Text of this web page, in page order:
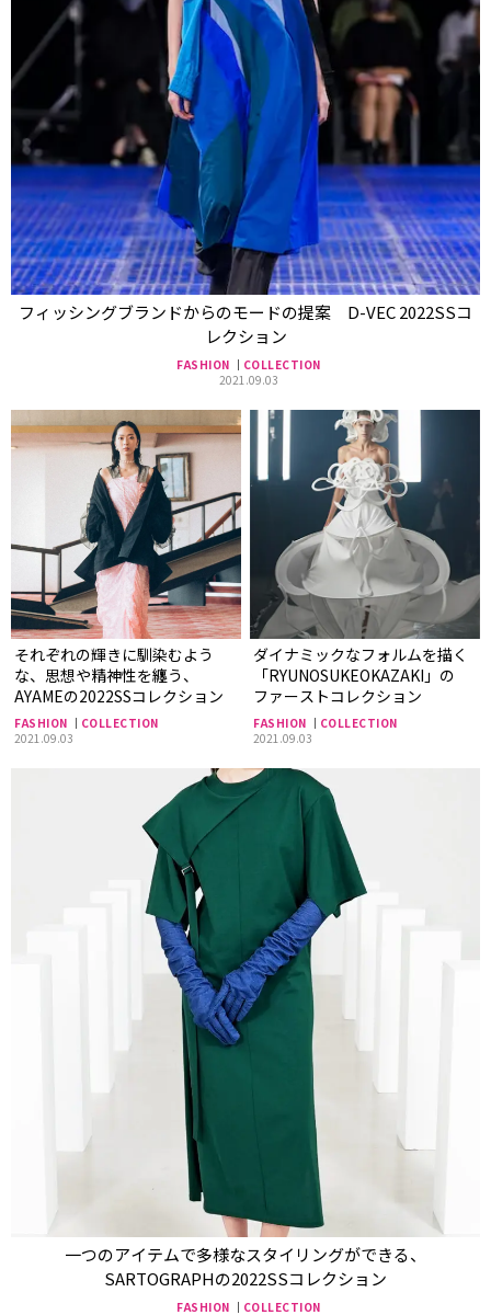
フィッシングブランドからのモードの提案 D-VEC 2022SSコ
レクション
FASHION
COLLECTION
2021.09.03
それぞれの輝きに馴染むよう
な、思想や精神性を纏う、
AYAMEの2022SSコレクション
FASHION
COLLECTION
2021.09.03
ダイナミックなフォルムを描く
「RYUNOSUKEOKAZAKI」の
ファーストコレクション
FASHION
COLLECTION
2021.09.03
一つのアイテムで多様なスタイリングができる、
SARTOGRAPHの2022SSコレクション
FASHION
COLLECTION